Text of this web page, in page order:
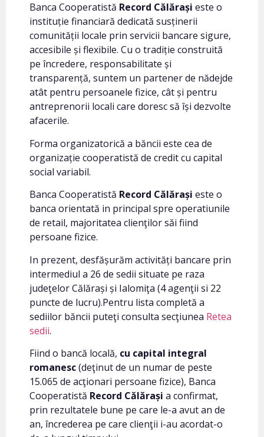
Banca Cooperatistă Record Călărași este o
instituție financiară dedicată susținerii
comunității locale prin servicii bancare sigure,
accesibile și flexibile. Cu o tradiție construită
pe încredere, responsabilitate și
transparență, suntem un partener de nădejde
atât pentru persoanele fizice, cât și pentru
antreprenorii locali care doresc să își dezvolte
afacerile.
Forma organizatorică a băncii este cea de
organizație cooperatistă de credit cu capital
social variabil.
Banca Cooperatistă Record Călărași este o
banca orientată in principal spre operatiunile
de retail, majoritatea clienţilor săi fiind
persoane fizice.
In prezent, desfășurăm activități bancare prin
intermediul a 26 de sedii situate pe raza
judeţelor Călărași și Ialomiţa (4 agenţii si 22
puncte de lucru).Pentru lista completă a
sediilor băncii puteţi consulta secţiunea Retea
sedii.
Fiind o bancă locală, cu capital integral
romanesc(deţinut de un numar de peste
15.065 de acţionari persoane fizice), Banca
Cooperatistă Record Călărași a confirmat,
prin rezultatele bune pe care le-a avut an de
an, încrederea pe care clienţii i-au acordat-o